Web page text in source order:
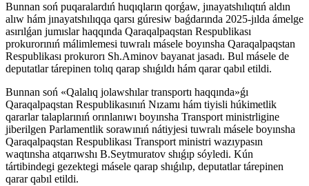
Bunnan soń puqaralardıń huqıqların qorǵaw, jınayatshılıqtıń aldın
alıw hám jınayatshılıqqa qarsı gúresiw baǵdarında 2025-jılda ámelge
asırılǵan jumıslar haqqında Qaraqalpaqstan Respublikası
prokurorınıń málimlemesi tuwralı másele boyınsha Qaraqalpaqstan
Respublikası prokurorı Sh.Aminov bayanat jasadı. Bul másele de
deputatlar tárepinen tolıq qarap shıǵıldı hám qarar qabıl etildi.
Bunnan soń «Qalalıq jolawshılar transportı haqqında»ǵı
Qaraqalpaqstan Respublikasınıń Nızamı hám tiyisli húkimetlik
qararlar talaplarınıń orınlanıwı boyınsha Transport ministrligine
jiberilgen Parlamentlik sorawınıń nátiyjesi tuwralı másele boyınsha
Qaraqalpaqstan Respublikası Transport ministri wazıypasın
waqtınsha atqarıwshı B.Seytmuratov shıǵıp sóyledi. Kún
tártibindegi gezektegi másele qarap shıǵılıp, deputatlar tárepinen
qarar qabıl etildi.